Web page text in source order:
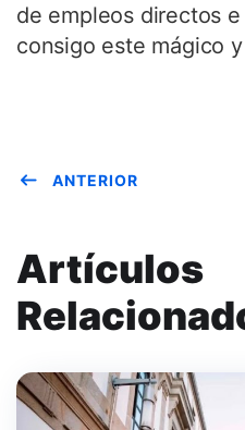
de empleos directos
consigo este mágico
ANTERIOR
Artículos